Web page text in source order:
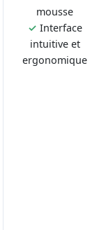
mousse
✓ Interface
intuitive et
ergonomique